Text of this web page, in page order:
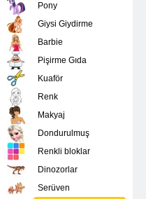
Pony
Giysi Giydirme
Barbie
Pişirme Gıda
Kuaför
Renk
Makyaj
Dondurulmuş
Renkli bloklar
Dinozorlar
Serüven